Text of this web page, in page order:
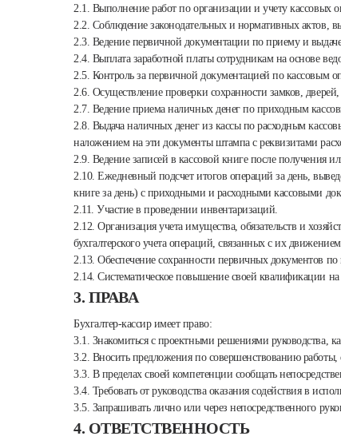
2.1. Выполнение работ по организации и учету кассовых
2.2. Соблюдение законодательных и нормативных актов,
2.3. Ведение первичной документации по приему и
2.4. Выплата заработной платы сотрудникам на основе
2.5. Контроль за первичной документацией по кассовым
2.6. Осуществление проверки сохранности замков,
2.7. Ведение приема наличных денег по приходным
2.8. Выдача наличных денег из кассы по расходным
наложением на эти документы штампа с реквизитами
2.9. Ведение записей в кассовой книге после получения
2.10. Ежедневный подсчет итогов операций за день,
книге за день) с приходными и расходными кассовыми
2.11. Участие в проведении инвентаризаций.
2.12. Организация учета имущества, обязательств и
бухгалтерского учета операций, связанных с их
2.13. Обеспечение сохранности первичных документов
2.14. Систематическое повышение своей квалификации на
3. ПРАВА
Бухгалтер-кассир имеет право:
3.1. Знакомиться с проектными решениями руководства,
3.2. Вносить предложения по совершенствованию
3.3. В пределах своей компетенции сообщать
3.4. Требовать от руководства оказания содействия в
3.5. Запрашивать лично или через непосредственного
4. ОТВЕТСТВЕННОСТЬ